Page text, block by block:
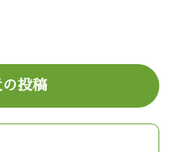
投稿